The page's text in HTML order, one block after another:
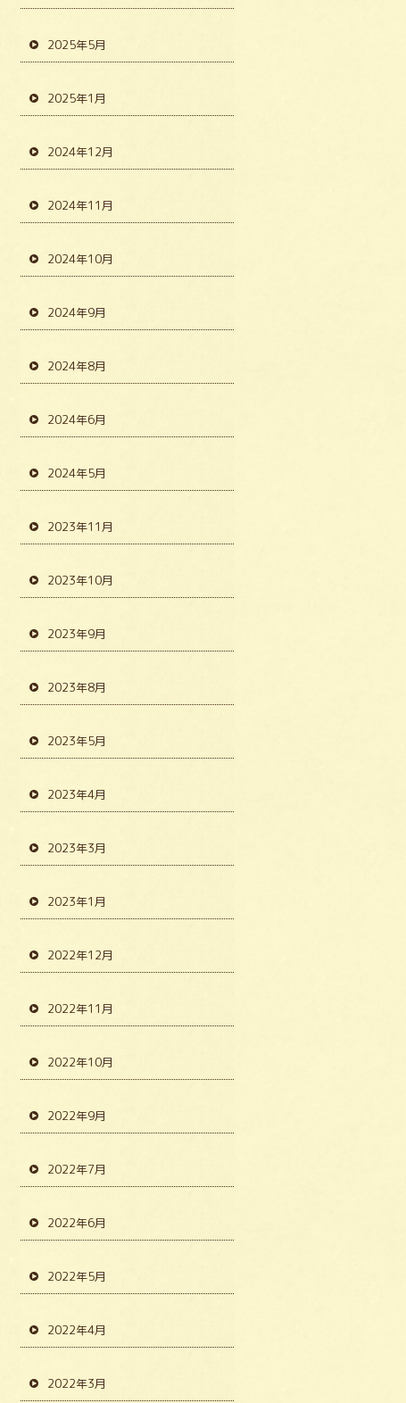
2025年5月
2025年1月
2024年12月
2024年11月
2024年10月
2024年9月
2024年8月
2024年6月
2024年5月
2023年11月
2023年10月
2023年9月
2023年8月
2023年5月
2023年4月
2023年3月
2023年1月
2022年12月
2022年11月
2022年10月
2022年9月
2022年7月
2022年6月
2022年5月
2022年4月
2022年3月